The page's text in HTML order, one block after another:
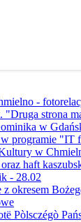
-
"Druga strona
w
programie "IT
w
haft
- 28.02
okresem
Pòlsczégò